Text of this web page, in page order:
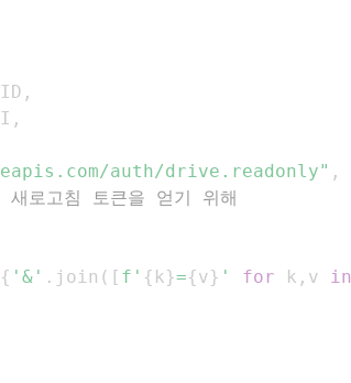
,
,
auth/drive.readonly" ,
새로고침 토큰을 얻기 위해
{ '&' . join ( [ f' { k}={v} ' for k , v in